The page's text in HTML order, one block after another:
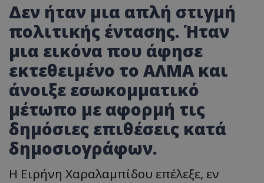
Δεν ήταν μια απλή στιγμή
πολιτικής έντασης. Ήταν
μια εικόνα που άφησε
εκτεθειμένο το ΑΛΜΑ και
άνοιξε εσωκομματικό
μέτωπο με αφορμή τις
δημόσιες επιθέσεις κατά
δημοσιογράφων.
Η Ειρήνη Χαραλαμπίδου επέλεξε, εν